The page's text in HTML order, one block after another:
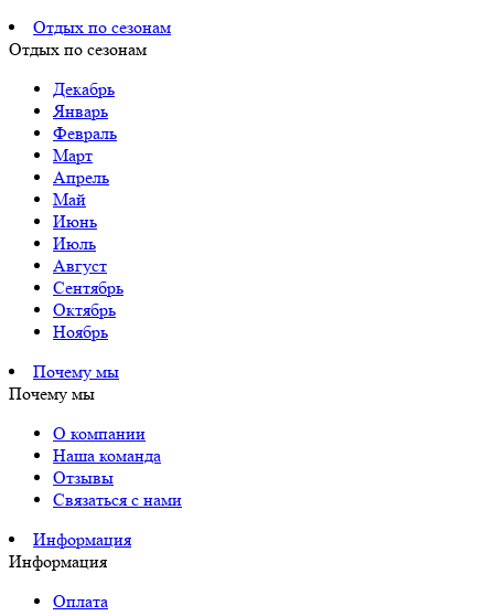
Отдых по сезонам
Отдых по сезонам
Декабрь
Январь
Февраль
Март
Апрель
Май
Июнь
Июль
Август
Сентябрь
Октябрь
Ноябрь
Почему мы
Почему мы
О компании
Наша команда
Отзывы
Связаться с нами
Информация
Информация
Оплата